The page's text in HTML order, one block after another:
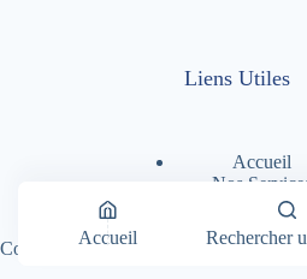
Liens Utiles
Accueil
Nos
Nos Centres
A Propos
Copyright © 2026 - Dentimad |
Accueil Rechercher